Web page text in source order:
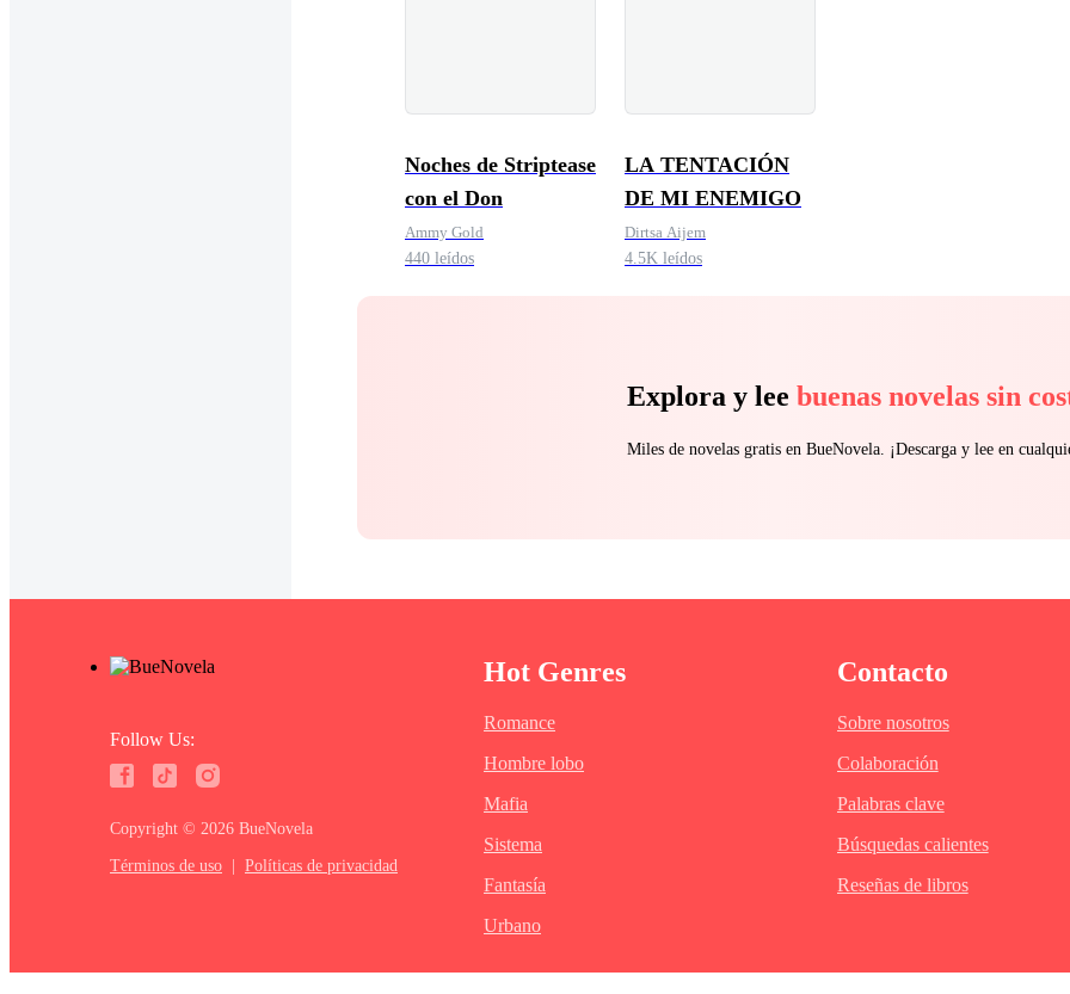
Noches de Striptease
con el Don
Ammy Gold
440 leídos
LA TENTACIÓN
DE MI ENEMIGO
Dirtsa Aijem
4.5K leídos
Explora y lee buenas novelas sin
Miles de novelas gratis en BueNovela. ¡Descarga y lee en
Follow Us:
Copyright ©‌ 2026 BueNovela
Términos de uso Políticas de privacidad
Hot Genres
Romance
Hombre lobo
Mafia
Sistema
Fantasía
Urbano
Contacto
Sobre nosotros
Colaboración
Palabras clave
Búsquedas calientes
Reseñas de libros